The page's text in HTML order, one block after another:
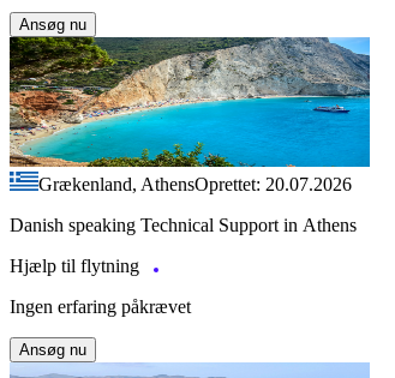
Ansøg nu
Grækenland, AthensOprettet: 20.07.2026
Danish speaking Technical Support in Athens
Hjælp til flytning
Ingen erfaring påkrævet
Ansøg nu